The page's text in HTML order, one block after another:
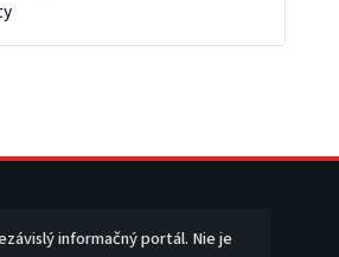
informačný portál. Nie je